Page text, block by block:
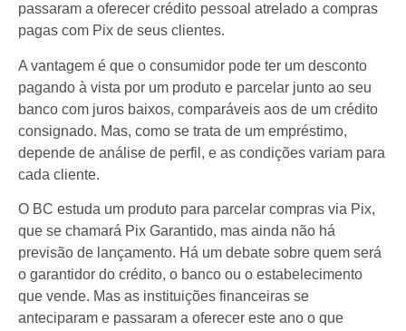
passaram a oferecer crédito pessoal atrelado a compras
pagas com Pix de seus clientes.
A vantagem é que o consumidor pode ter um desconto
pagando à vista por um produto e parcelar junto ao seu
banco com juros baixos, comparáveis aos de um crédito
consignado. Mas, como se trata de um empréstimo,
depende de análise de perfil, e as condições variam para
cada cliente.
O BC estuda um produto para parcelar compras via Pix,
que se chamará Pix Garantido, mas ainda não há
previsão de lançamento. Há um debate sobre quem será
o garantidor do crédito, o banco ou o estabelecimento
que vende. Mas as instituições financeiras se
anteciparam e passaram a oferecer este ano o que